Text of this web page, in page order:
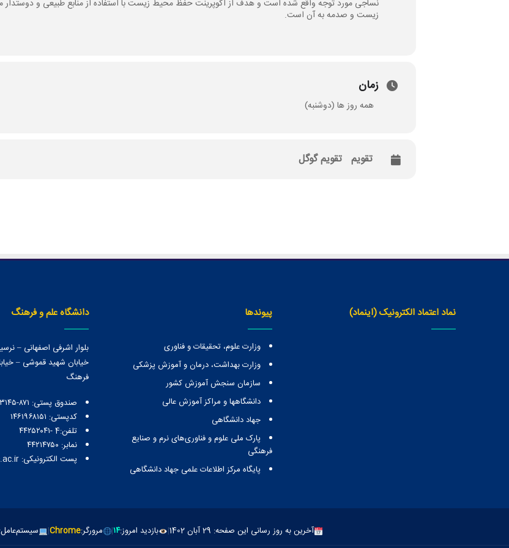
نساجی مورد توجه واقع شده است و هدف از اکوپرینت حفظ محیط زیست با استفاده از منابع طبیعی و
زیست و صدمه به آن است.
زمان
همه روز ها (دوشنبه)
تقویم تقویم گوگل
نماد اعتماد الکترونیک (اینماد) پیوندها
وزارت علوم، تحقیقات و فناوری
وزارت بهداشت، درمان و آموزش پزشکی
سازمان سنجش آموزش کشور
دانشگاهها و مراكز آموزش عالی
جهاد دانشگاهی
پارک ملی علوم و فناوری‌های نرم و صنایع
فرهنگی
پایگاه مرکز اطلاعات علمی جهاد دانشگاهی
دانشگاه علم و فرهنگ
بلوار اشرفی اصفهانی –
خیابان شهید قموشی –
فرهنگ
صندوق پستی:‌ ۸۷۱-۱۳۱۴۵
کدپستی: ۱۴۶۱۹۶۸۱۵۱
تلفن:4 -۴۴۲۵۲۰۴۱
نمابر: ۴۴۲۱۴۷۵۰
پست الکترونیکی: info@usc.ac.ir
آخرین به روز رسانی این صفحه: 29 آبان 1402 | بازدید امروز:۱۴| مرورگر:Chrome
|